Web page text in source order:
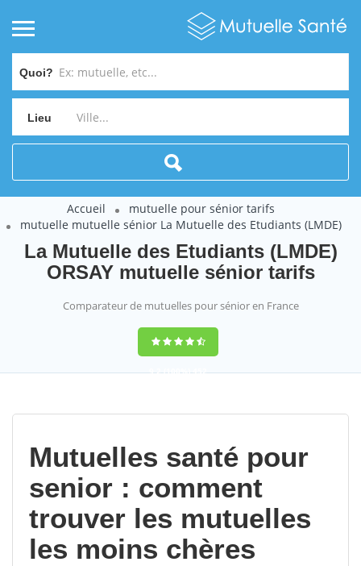
Quoi?
Lieu
Accueil
mutuelle pour sénior tarifs
mutuelle mutuelle sénior La Mutuelle des Etudiants (LMDE)
La Mutuelle des Etudiants (LMDE)
ORSAY mutuelle sénior tarifs
Comparateur de mutuelles pour sénior en France
9,2(100%)452
Mutuelles santé pour
senior : comment
trouver les mutuelles
les moins chères